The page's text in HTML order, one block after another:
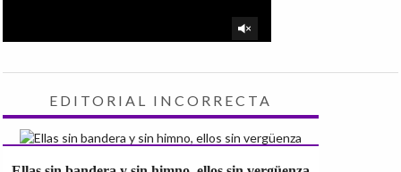
EDITORIAL INCORRECTA